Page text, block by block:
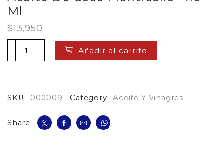
Ml
$13,950
Aceite
De
Ml
Añadir al carrito
SKU: 000009 Category: Aceite Y Vinagres
Share: